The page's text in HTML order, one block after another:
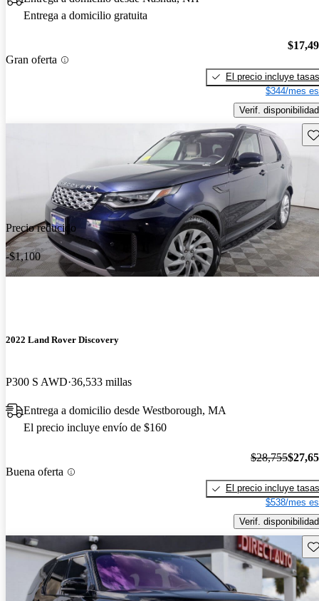
Entrega a domicilio gratuita
Gran oferta
El precio incluye tasas
$344/mes
Verif. disponibilidad
Precio reducido
-$1,100
2022 Land Rover Discovery
P300 S AWD 36,533 millas
Entrega a domicilio desde Westborough, MA
El precio incluye envío de $160
Buena oferta
$28,755
El precio incluye tasas
$538/mes
Verif. disponibilidad